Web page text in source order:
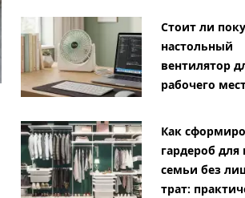
Стоит ли
настольный
вентилятор
рабочего
Как
гардероб для
семьи без
трат: